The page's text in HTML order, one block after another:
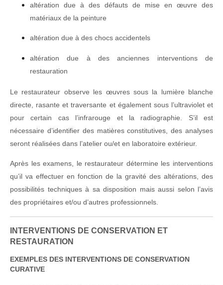
altération due à des défauts de mise en œuvre des
matériaux de la peinture
altération due à des chocs accidentels
altération due à des anciennes interventions de
restauration
Le restaurateur observe les œuvres sous la lumière blanche
directe, rasante et traversante et également sous l’ultraviolet et
pour certain cas l’infrarouge et la radiographie. S’il est
nécessaire d’identifier des matières constitutives, des analyses
seront réalisées dans l’atelier ou/et en laboratoire extérieur.
Après les examens, le restaurateur détermine les interventions
qu’il va effectuer en fonction de la gravité des altérations, des
possibilités techniques à sa disposition mais aussi selon l’avis
des propriétaires et/ou d’autres professionnels.
INTERVENTIONS DE CONSERVATION ET
RESTAURATION
EXEMPLES DES INTERVENTIONS DE CONSERVATION
CURATIVE